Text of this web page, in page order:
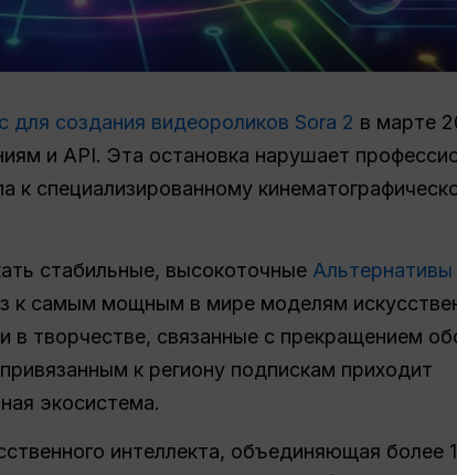
для создания видеороликов Sora 2 в марте
и API. Эта остановка нарушает
к специализированному
стабильные, высокоточные
к самым мощным в мире моделям
творчестве, связанные с прекращением
к региону подпискам приходит
экосистема.
интеллекта, объединяющая более